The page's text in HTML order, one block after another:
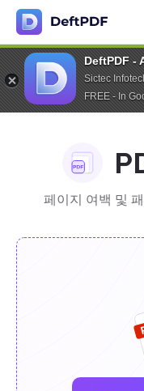
DeftPDF -
Sictec
FREE - In
페이지 여백 및